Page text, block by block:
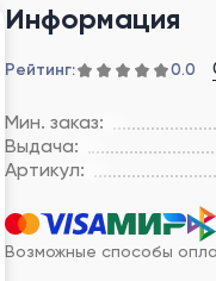
Информация
Рейтинг: 0.0
Мин. заказ:
Выдача:
Артикул:
Возможные способы